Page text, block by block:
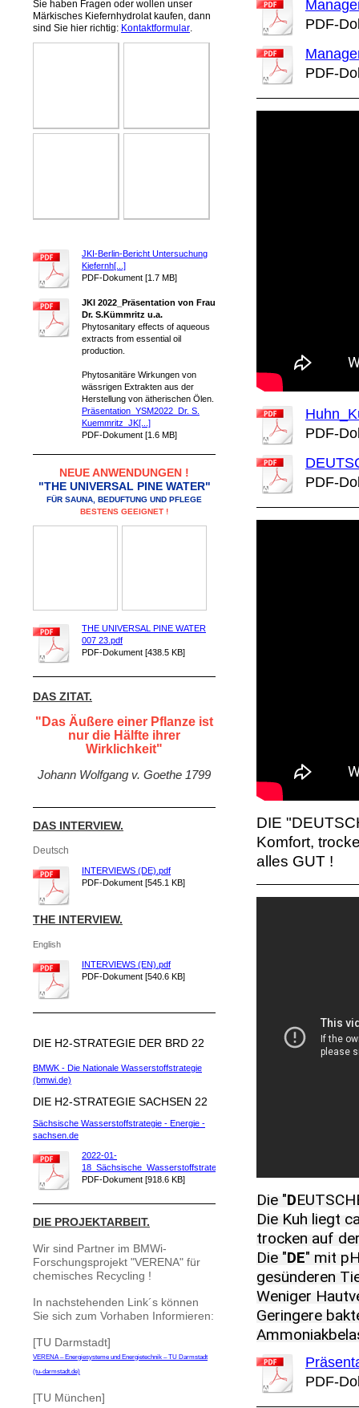
Sie haben Fragen oder wollen unser
Märkisches Kiefernhydrolat kaufen, dann
sind Sie hier richtig: Kontaktformular
JKI-Berlin-Bericht Untersuchung
Kiefernh[...]
PDF-Dokument [1.7 MB]
JKI 2022_Präsentation von Frau
Dr. S.Kümmritz u.a.
Phytosanitary effects of aqueous
extracts from essential oil
production.
Phytosanitäre Wirkungen von
wässrigen Extrakten aus der
Herstellung von ätherischen Ölen.
Präsentation_YSM2022_Dr. S.
Kuemmritz_JK[...]
PDF-Dokument [1.6 MB]
NEUE ANWENDUNGEN !
"THE UNIVERSAL PINE WATER"
FÜR SAUNA, BEDUFTUNG UND PFLEGE
BESTENS GEEIGNET !
THE UNIVERSAL PINE WATER
007 23.pdf
PDF-Dokument [438.5 KB]
DAS ZITAT.
"Das Äußere einer Pflanze ist
nur die Hälfte ihrer
Wirklichkeit"
Johann Wolfgang v. Goethe 1799
DAS INTERVIEW.
Deutsch
INTERVIEWS (DE).pdf
PDF-Dokument [545.1 KB]
THE INTERVIEW.
English
INTERVIEWS (EN).pdf
PDF-Dokument [540.6 KB]
DIE H2-STRATEGIE DER BRD 22
BMWK - Die Nationale Wasserstoffstrategie
(bmwi.de)
DIE H2-STRATEGIE SACHSEN 22
Sächsische Wasserstoffstrategie - Energie -
sachsen.de
2022-01-
18_Sächsische_Wasserstoffstrateg[...]
PDF-Dokument [918.6 KB]
DIE PROJEKTARBEIT.
Wir sind Partner im BMWi-
Forschungsprojekt "VERENA" für
chemisches Recycling !
In nachstehenden Link´s können
Sie sich zum Vorhaben Informieren:
[TU Darmstadt]
VERENA – Energiesysteme und Energietechnik – TU Darmstadt
(tu-darmstadt.de)
[TU München]
PDF-
PDF-
PDF-
PDF-
DIE
Komfort,
alles GUT !
Die "D
Die Kuh liegt
trocken auf
Die "DE" mit
gesünderen
Weniger
Geringere
PDF-